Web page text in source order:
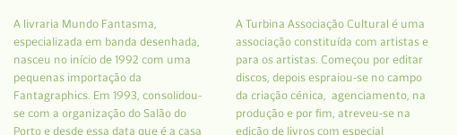
A livraria Mundo Fantasma,
especializada em banda desenhada,
nasceu no início de 1992 com uma
pequenas importação da
Fantagraphics. Em 1993, consolidou-
se com a organização do Salão do
Porto e desde essa data que é a casa
A Turbina Associação Cultural é uma
associação constituída com artistas e
para os artistas. Começou por editar
discos, depois espraiou-se no campo
da criação cénica, agenciamento, na
produção e por fim, atreveu-se na
edição de livros com especial